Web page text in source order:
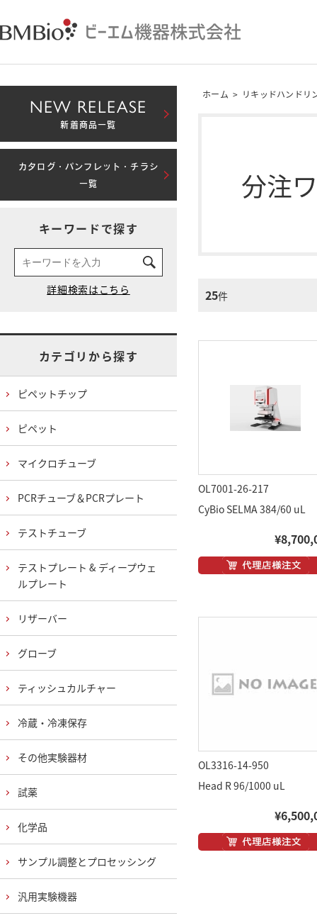
ホーム > リキッドハンドリ
分注
25件
OL7001-26-217
CyBio SELMA 384/60 uL
OL3316-14-950
Head R 96/1000 uL
NEW RELEASE
新着商品一覧
カタログ・パンフレット・チラシ
一覧
キーワードで探す
カテゴリから探す
ピペットチップ
ピペット
マイクロチューブ
PCRチューブ＆PCRプレート
テストチューブ
テストプレート & ディープウェ
ルプレート
リザーバー
グローブ
ティッシュカルチャー
冷蔵・冷凍保存
その他実験器材
試薬
化学品
サンプル調整とプロセッシング
汎用実験機器